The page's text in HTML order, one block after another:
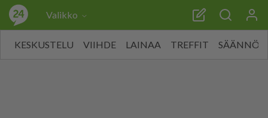
Valikko
KESKUSTELU VIIHDE LAINAA TREFFIT SÄÄNNÖT